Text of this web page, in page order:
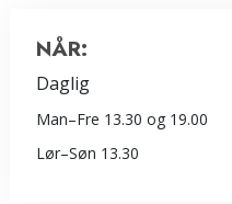
NÅR:
Daglig
Man–Fre 13.30 og 19.00
Lør–Søn 13.30